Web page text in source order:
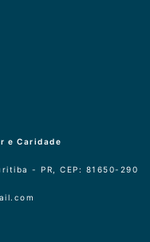
e Caridade
- PR, CEP: 81650-290